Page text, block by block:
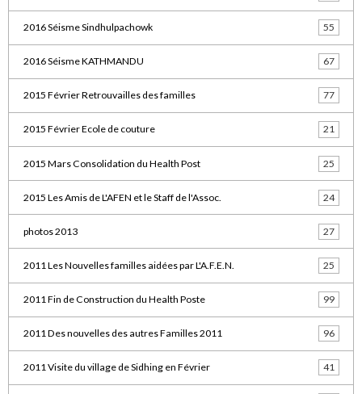
2016 Séisme Sindhulpachowk 55
2016 Séisme KATHMANDU 67
2015 Février Retrouvailles des familles 77
2015 Février Ecole de couture 21
2015 Mars Consolidation du Health Post 25
2015 Les Amis de L'AFEN et le Staff de l'Assoc. 24
photos 2013 27
2011 Les Nouvelles familles aidées par L'A.F.E.N. 25
2011 Fin de Construction du Health Poste 99
2011 Des nouvelles des autres Familles 2011 96
2011 Visite du village de Sidhing en Février 41